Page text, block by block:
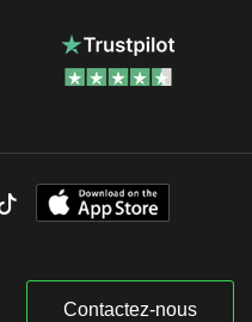
Contactez-nous